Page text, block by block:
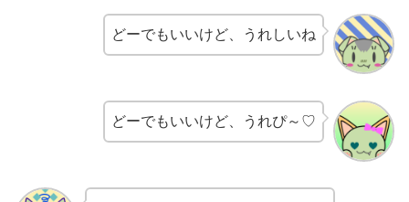
どーでもいいけど、うれしいね
どーでもいいけど、うれぴ～♡